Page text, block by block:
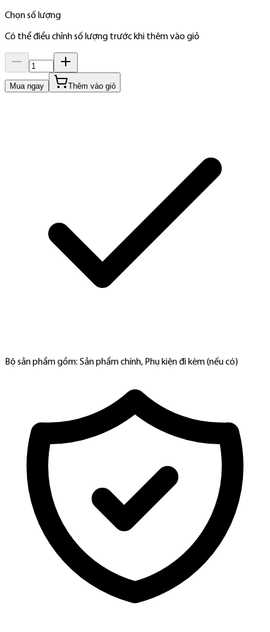
Chọn số lượng
Có thể điều chỉnh số lượng trước khi thêm vào giỏ
Mua ngay Thêm vào giỏ
Bộ sản phẩm gồm: Sản phẩm chính, Phụ kiện đi kèm (nếu có)